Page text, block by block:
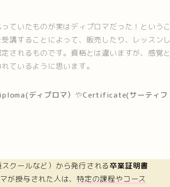
ていたものが実はディプロマだった！というこ
講することによって、販売したり、レッスンし
されるものです。資格とは違いますが、感覚と
ているように思います。
ディプロマ） やCertificate(サーティフ
クールなど）から発行される卒業証明書
が授与された人は、特定の課程やコース